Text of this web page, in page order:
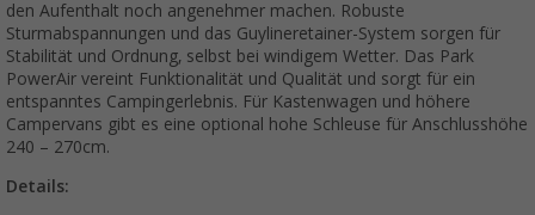
den Aufenthalt noch angenehmer machen. Robuste
Sturmabspannungen und das Guylineretainer-System sorgen für
Stabilität und Ordnung, selbst bei windigem Wetter. Das Park
PowerAir vereint Funktionalität und Qualität und sorgt für ein
entspanntes Campingerlebnis. Für Kastenwagen und höhere
Campervans gibt es eine optional hohe Schleuse für Anschlusshöhe
240 – 270cm.
Details: